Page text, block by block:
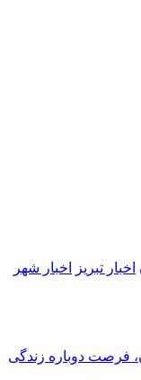
اخبار تبریز
اخبار شهر